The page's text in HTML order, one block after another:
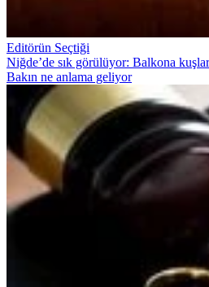
Editörün Seçtiği
Niğde’de sık görülüyor: Balkona
Bakın ne anlama geliyor